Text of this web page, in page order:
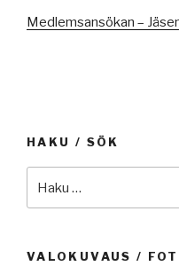
Medlemsansökan –
HAKU / SÖK
VALOKUVAUS /